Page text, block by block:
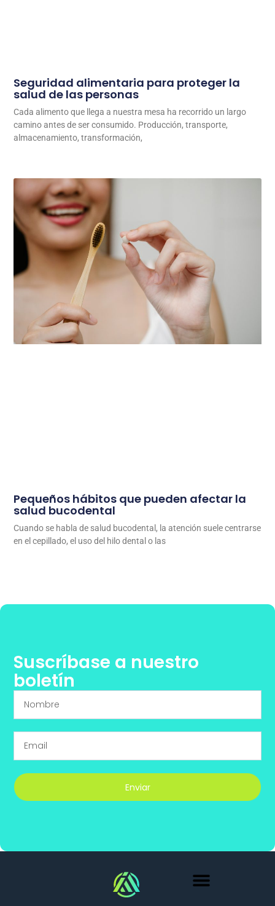
Seguridad alimentaria para proteger la
salud de las personas
Cada alimento que llega a nuestra mesa ha recorrido un largo
camino antes de ser consumido. Producción, transporte,
almacenamiento, transformación,
Pequeños hábitos que pueden afectar la
salud bucodental
Cuando se habla de salud bucodental, la atención suele centrarse
en el cepillado, el uso del hilo dental o las
Suscríbase a nuestro
boletín
Enviar